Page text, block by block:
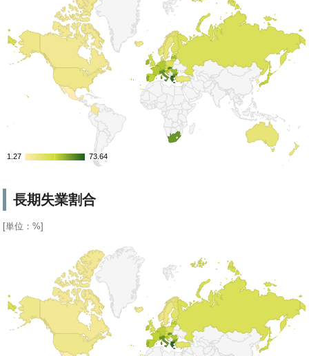
1.27
1.27 73.64
73.64
長期失業割合
[単位：%]